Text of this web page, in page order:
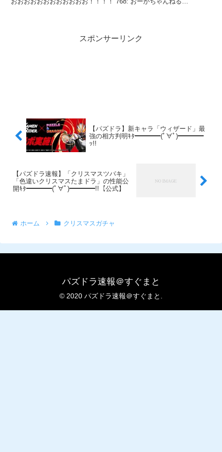
スポンサーリンク
【パズドラ】新キャラ「ウィザード」最
強の相方判明ｷﾀ━━━━(ﾟ∀ﾟ)━━━━
ｯ!!
【パズドラ速報】「クリスマスツバキ」
「色違いクリスマスたまドラ」の性能公
開ｷﾀ━━━━(ﾟ∀ﾟ)━━━━!!【公式】
ホーム クリスマスガチャ
パズドラ速報＠すぐまと
© 2020 パズドラ速報＠すぐまと.